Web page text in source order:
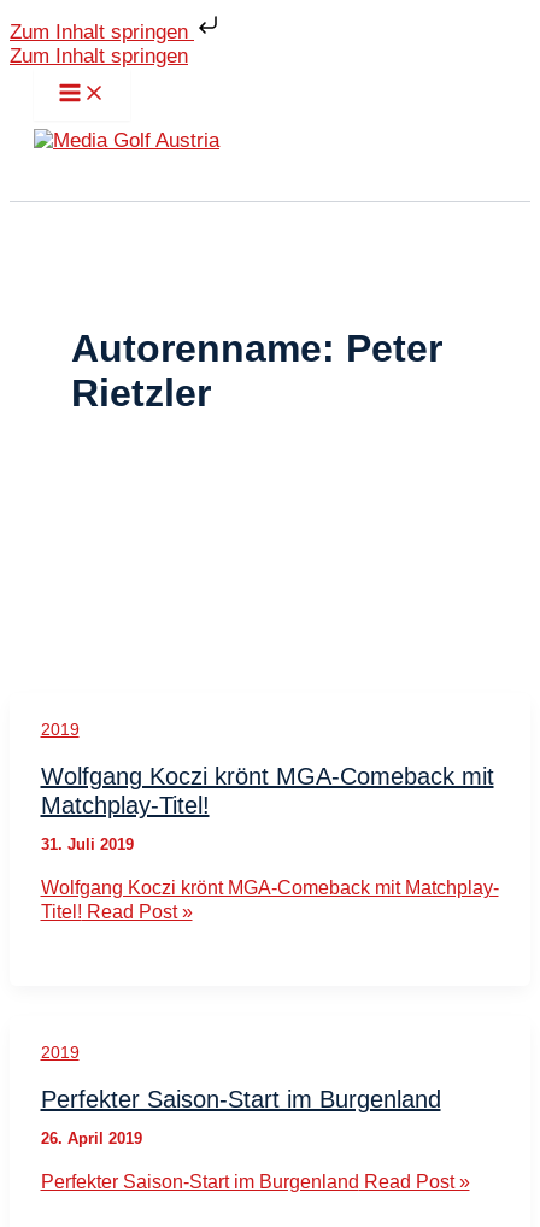
Zum Inhalt springen
Zum Inhalt springen
Autorenname: Peter
Rietzler
2019
Wolfgang Koczi krönt MGA-Comeback mit
Matchplay-Titel!
31. Juli 2019
Wolfgang Koczi krönt MGA-Comeback mit Matchplay-
Titel! Read Post »
2019
Perfekter Saison-Start im Burgenland
26. April 2019
Perfekter Saison-Start im Burgenland Read Post »